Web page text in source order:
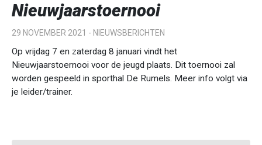
Nieuwjaarstoernooi
29 NOVEMBER 2021 - NIEUWSBERICHTEN
Op vrijdag 7 en zaterdag 8 januari vindt het
Nieuwjaarstoernooi voor de jeugd plaats. Dit toernooi zal
worden gespeeld in sporthal De Rumels. Meer info volgt via
je leider/trainer.